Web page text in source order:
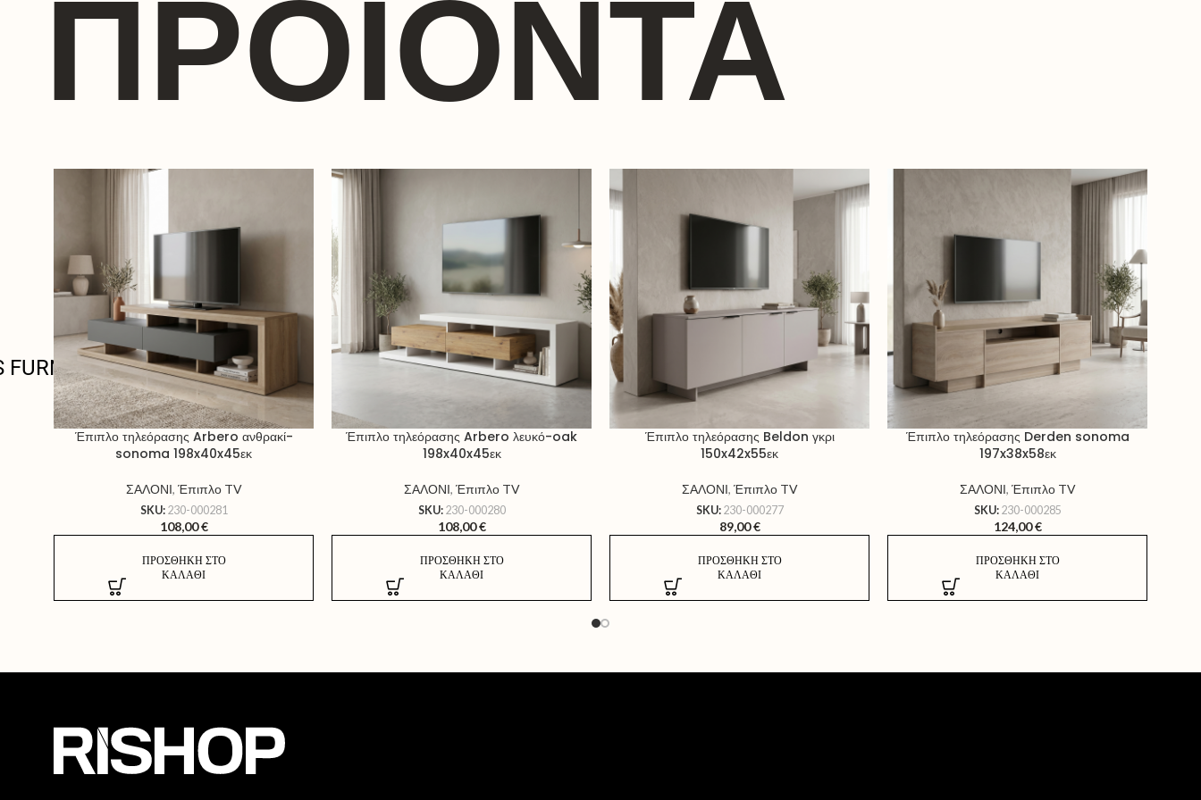
FURNITURE
ΠΡΟΪΌΝΤΑ
Έπιπλο τηλεόρασης Arbero ανθρακί-
sonoma 198x40x45εκ
ΣΑΛΟΝΙ, Έπιπλο TV
SKU: 230-000281
108,00€
ΠΡΟΣΘΉΚΗ ΣΤΟ
ΚΑΛΆΘΙ
Έπιπλο τηλεόρασης Arbero λευκό-oak
198x40x45εκ
ΣΑΛΟΝΙ, Έπιπλο TV
SKU: 230-000280
108,00€
ΠΡΟΣΘΉΚΗ ΣΤΟ
ΚΑΛΆΘΙ
Έπιπλο τηλεόρασης Beldon γκρι
150x42x55εκ
ΣΑΛΟΝΙ, Έπιπλο TV
SKU: 230-000277
89,00€
ΠΡΟΣΘΉΚΗ ΣΤΟ
ΚΑΛΆΘΙ
Έπιπλο τηλεόρασης Derden sonoma
197x38x58εκ
ΣΑΛΟΝΙ, Έπιπλο TV
SKU: 230-000285
124,00€
ΠΡΟΣΘΉΚΗ ΣΤΟ
ΚΑΛΆΘΙ